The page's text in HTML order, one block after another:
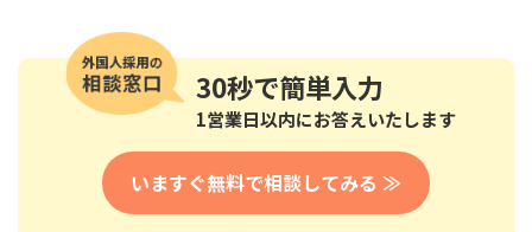
30秒で簡単入力
1営業日以内にお答えいたします
いますぐ無料で相談してみる ≫